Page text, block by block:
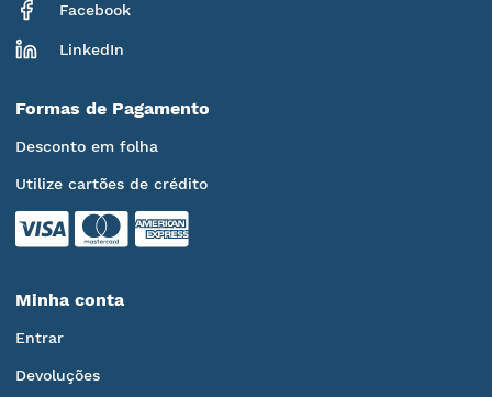
Facebook
LinkedIn
Formas de Pagamento
Desconto em folha
Utilize cartões de crédito
Minha conta
Entrar
Devoluções